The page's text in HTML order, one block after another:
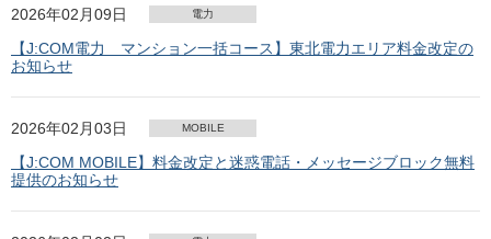
2026年02月09日 電力
【J:COM電力 マンション一括コース】東北電力エリア料金改定の
お知らせ
2026年02月03日 MOBILE
【J:COM MOBILE】料金改定と迷惑電話・メッセージブロック無料
提供のお知らせ